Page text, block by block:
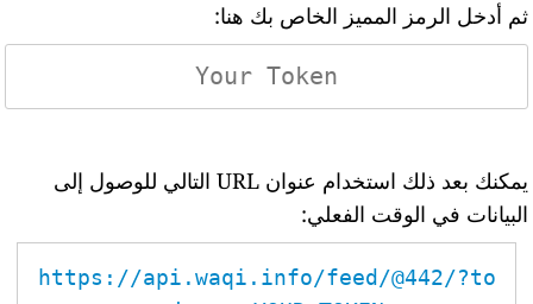
ثم أدخل الرمز المميز الخاص بك هنا:
يمكنك بعد ذلك استخدام عنوان URL التالي للوصول إلى
البيانات في الوقت الفعلي:
https://api.waqi.info/feed/@442/?to